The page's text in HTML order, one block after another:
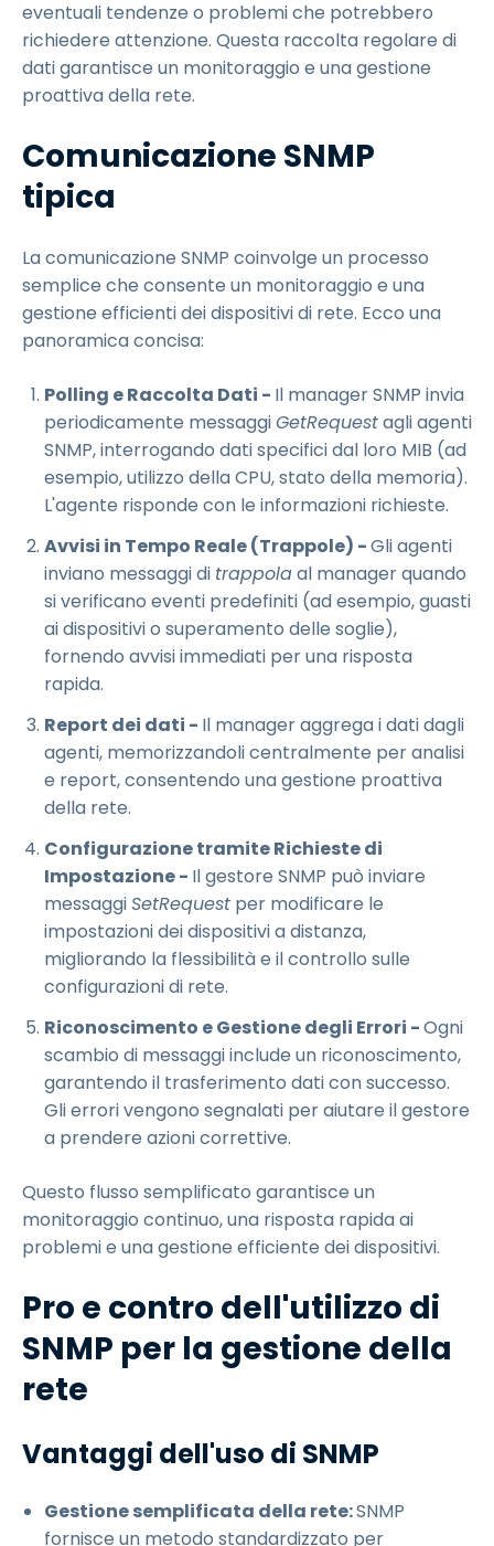
eventuali tendenze o problemi che potrebbero
richiedere attenzione. Questa raccolta regolare di
dati garantisce un monitoraggio e una gestione
proattiva della rete.
Comunicazione SNMP
tipica
La comunicazione SNMP coinvolge un processo
semplice che consente un monitoraggio e una
gestione efficienti dei dispositivi di rete. Ecco una
panoramica concisa:
Polling e Raccolta Dati - Il manager SNMP invia
periodicamente messaggiGetRequestagli agenti
SNMP, interrogando dati specifici dal loro MIB (ad
esempio, utilizzo della CPU, stato della memoria).
L'agente risponde con le informazioni richieste.
Avvisi in Tempo Reale (Trappole) -Gli agenti
inviano messaggi di trappolaal manager quando
si verificano eventi predefiniti (ad esempio, guasti
ai dispositivi o superamento delle soglie),
fornendo avvisi immediati per una risposta
rapida.
Report dei dati - Il manager aggrega i dati dagli
agenti, memorizzandoli centralmente per analisi
e report, consentendo una gestione proattiva
della rete.
Configurazione tramite Richieste di
Impostazione - Il gestore SNMP può inviare
messaggiSetRequest per modificare le
impostazioni dei dispositivi a distanza,
migliorando la flessibilità e il controllo sulle
configurazioni di rete.
Riconoscimento e Gestione degli Errori -Ogni
scambio di messaggi include un riconoscimento,
garantendo il trasferimento dati con successo.
Gli errori vengono segnalati per aiutare il gestore
a prendere azioni correttive.
Questo flusso semplificato garantisce un
monitoraggio continuo, una risposta rapida ai
problemi e una gestione efficiente dei dispositivi.
Pro e contro dell'utilizzo di
SNMP per la gestione della
rete
Vantaggi dell'uso di SNMP
Gestione semplificata della rete:SNMP
fornisce un metodo standardizzato per